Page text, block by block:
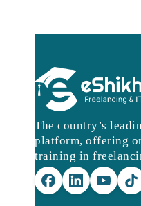
The country’s
platform, offering
training in